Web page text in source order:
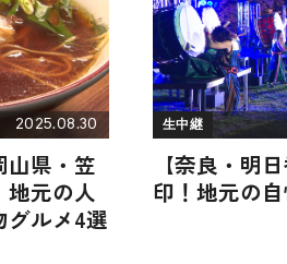
2025.08.30
山県・笠
地元の人
グルメ4選
生中継
【奈良・明
印！地元の